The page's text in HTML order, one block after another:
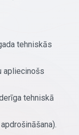
tehniskās
apliecinošs
tehniskā